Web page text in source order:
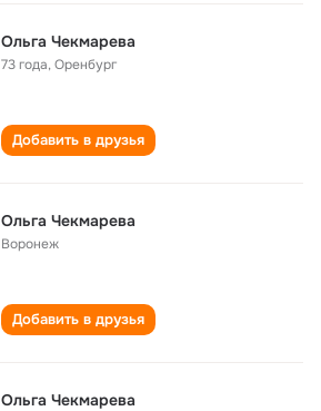
Ольга Чекмарева
73 года,Оренбург
Добавить в друзья
Ольга Чекмарева
Воронеж
Добавить в друзья
Ольга Чекмарева